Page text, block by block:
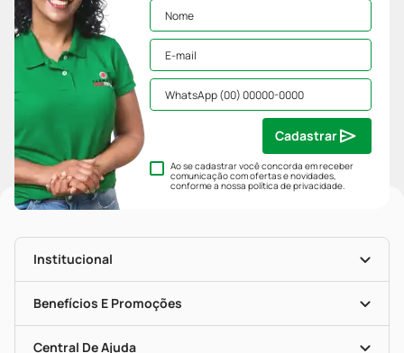
Ao se cadastrar você concorda em receber
comunicação com ofertas e novidades,
conforme a nossapolítica de privacidade.
Cadastrar
Institucional
História
Nossas Lojas
Mapa De Categorias
Blog Da PP
Benefícios E Promoções
Clube PP
Convênios
Central De Ajuda